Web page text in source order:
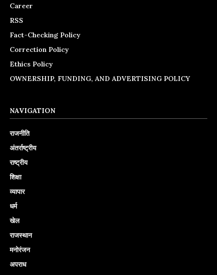
Career
RSS
Fact-Checking Policy
Correction Policy
Ethics Policy
OWNERSHIP, FUNDING, AND ADVERTISING POLICY
NAVIGATION
राजनीति
अंतर्राष्ट्रीय
राष्ट्रीय
शिक्षा
व्यापार
धर्म
खेल
राजस्थान
मनोरंजन
अपराध